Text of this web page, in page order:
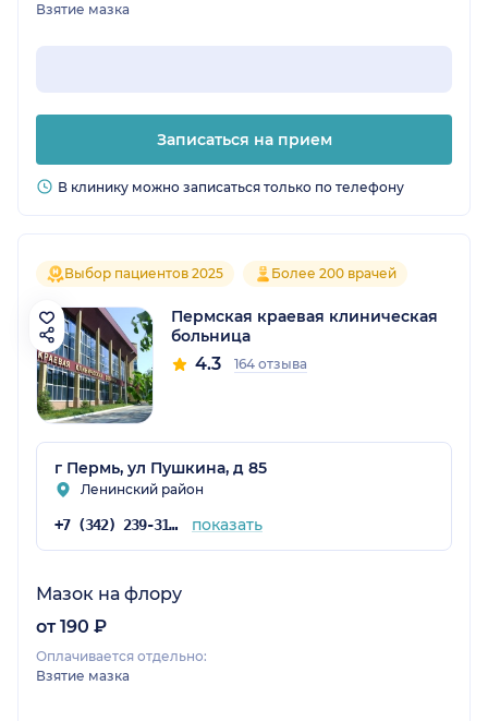
Взятие мазка
Записаться на прием
В клинику можно записаться только по телефону
Выбор пациентов 2025 Более 200 врачей
Пермская краевая клиническая
больница
4.3 164 отзыва
г Пермь, ул Пушкина, д 85
Ленинский район
+7 (342) 239-31-54 показать
Мазок на флору
от 190 ₽
Оплачивается отдельно:
Взятие мазка